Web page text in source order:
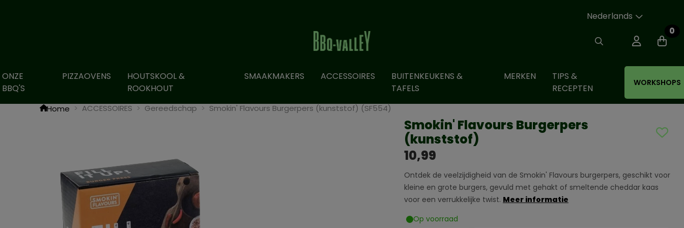
Nederlands
0
ONZE
BBQ'S
PIZZAOVENS
HOUTSKOOL &
ROOKHOUT
SMAAKMAKERS ACCESSOIRES
BUITENKEUKENS &
TAFELS
MERKEN
TIPS &
RECEPTEN
WORKSHOPS
Home ACCESSOIRES Gereedschap Smokin' Flavours Burgerpers (kunststof) (SF554)
Smokin' Flavours Burgerpers
(kunststof)
10,99
Ontdek de veelzijdigheid van de Smokin' Flavours burgerpers, geschikt voor
kleine en grote burgers, gevuld met gehakt of smeltende cheddar kaas
voor een verrukkelijke twist. Meer informatie
Op voorraad